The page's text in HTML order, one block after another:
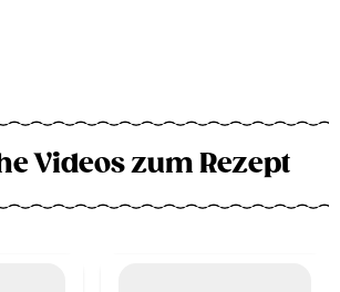
Videos zum Rezept